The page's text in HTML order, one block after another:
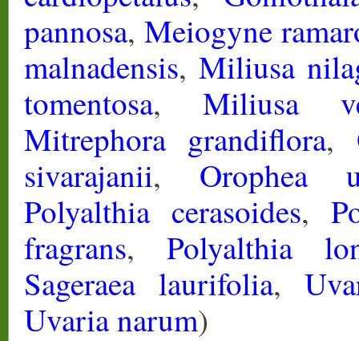
pannosa, Meiogyne
malnadensis, Miliusa
tomentosa, Miliusa
Mitrephora grandiflora,
sivarajanii, Orophea
Polyalthia cerasoides,
fragrans, Polyalthia
Sageraea laurifolia,
Uvaria narum)